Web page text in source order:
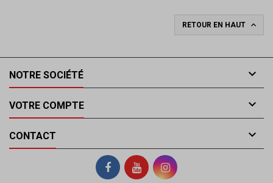
RETOUR EN HAUT 
NOTRE SOCIÉTÉ 
VOTRE COMPTE 
CONTACT 